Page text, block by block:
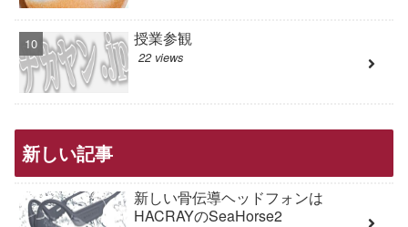
授業参観
22 views
新しい記事
新しい骨伝導ヘッドフォンは
HACRAYのSeaHorse2